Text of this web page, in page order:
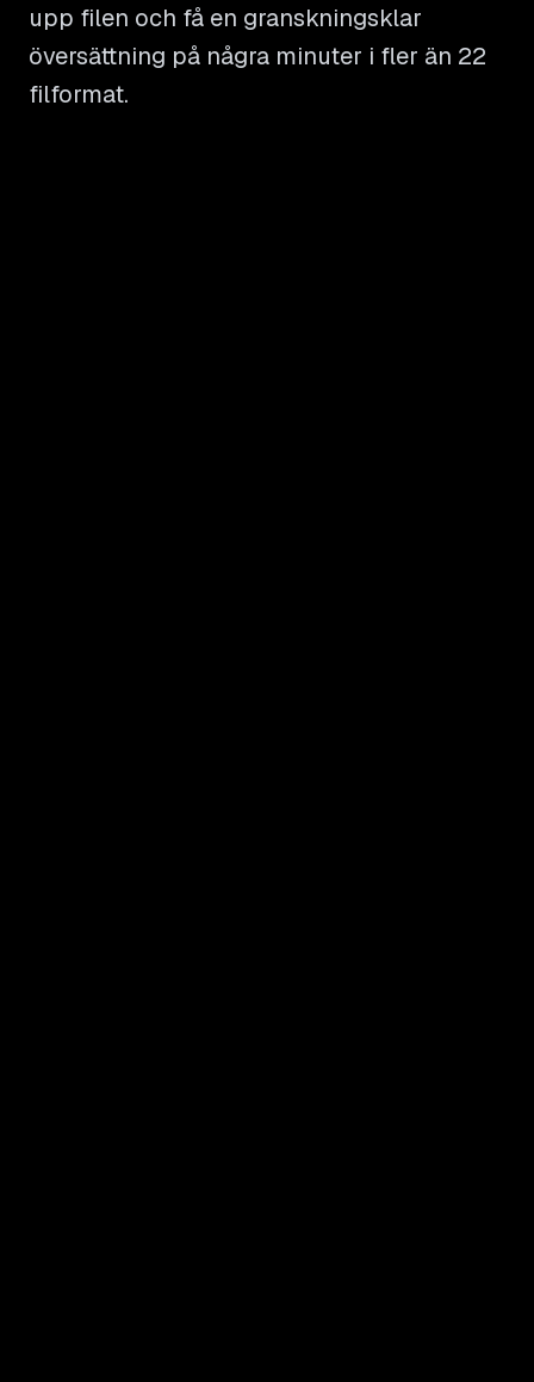
upp filen och få en granskningsklar
översättning på några minuter i fler än 22
filformat.